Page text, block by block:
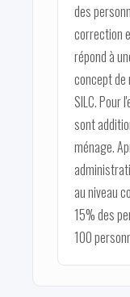
des
correction
répond à
concept de
SILC. Pour
sont
ménage.
au niveau
15% des
100